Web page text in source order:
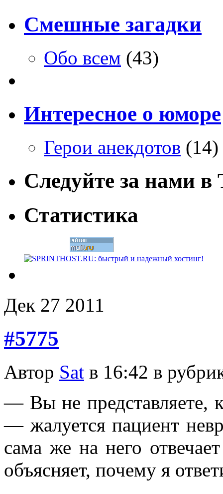
Смешные загадки
Обо всем (43)
Интересное о юморе
Герои анекдотов (14)
Следуйте за нами
Статистика
Дек 27 2011
#5775
Автор Sat в 16:42 в
— Вы не представляете,
— жалуется пациент
сама же на него
объясняет, почему я